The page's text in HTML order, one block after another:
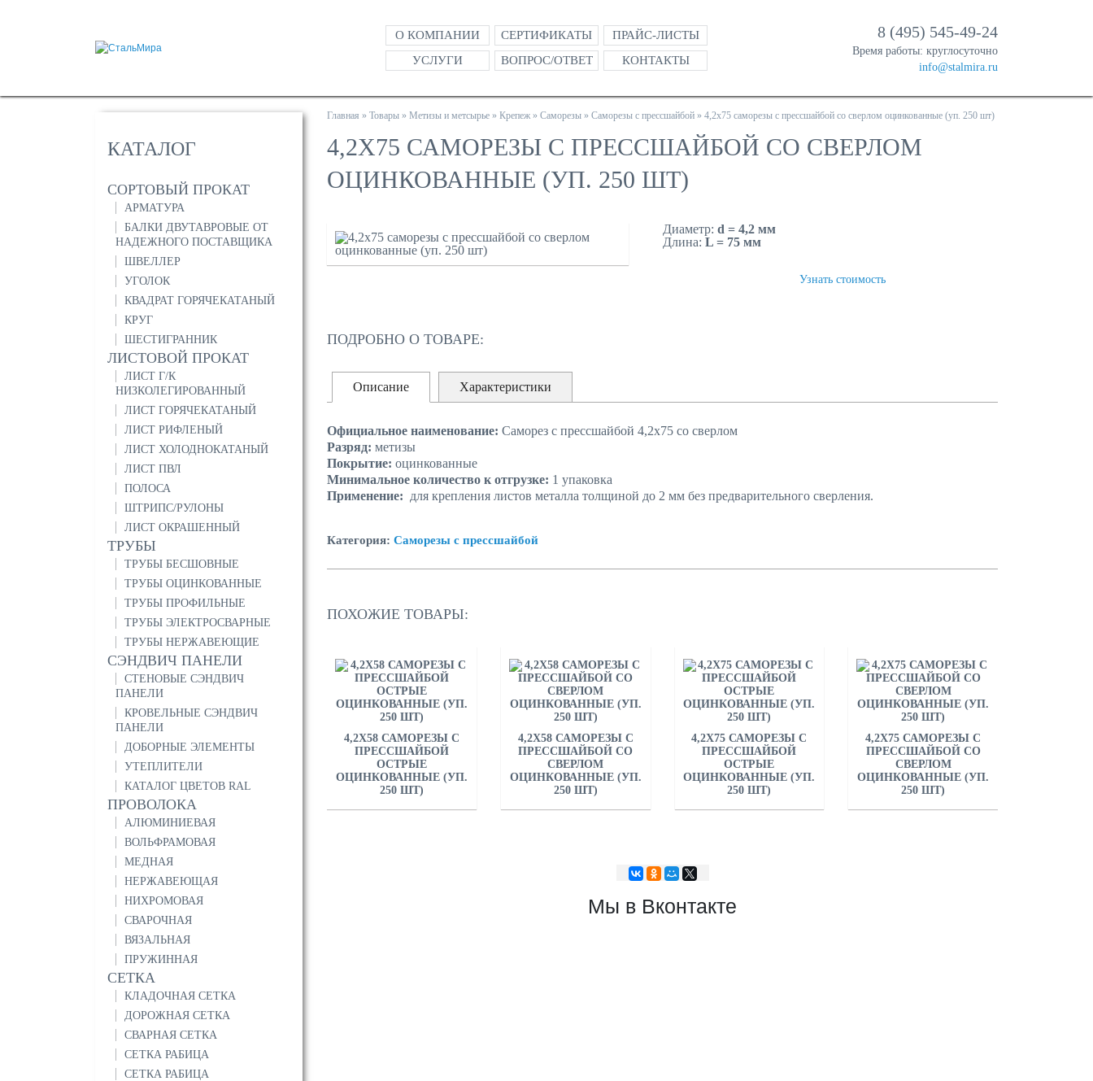
О КОМПАНИИ СЕРТИФИКАТЫ
ПРАЙС-ЛИСТЫ
УСЛУГИ
ВОПРОС/ОТВЕТ КОНТАКТЫ
8 (495) 545-49-24
Время работы: круглосуточно
info@stalmira.ru
КАТАЛОГ
СОРТОВЫЙ ПРОКАТ
АРМАТУРА
БАЛКИ ДВУТАВРОВЫЕ ОТ
НАДЕЖНОГО ПОСТАВЩИКА
ШВЕЛЛЕР
УГОЛОК
КВАДРАТ ГОРЯЧЕКАТАНЫЙ
КРУГ
ШЕСТИГРАННИК
ЛИСТОВОЙ ПРОКАТ
ЛИСТ Г/К
НИЗКОЛЕГИРОВАННЫЙ
ЛИСТ ГОРЯЧЕКАТАНЫЙ
ЛИСТ РИФЛЕНЫЙ
ЛИСТ ХОЛОДНОКАТАНЫЙ
ЛИСТ ПВЛ
ПОЛОСА
ШТРИПС/РУЛОНЫ
ЛИСТ ОКРАШЕННЫЙ
ТРУБЫ
ТРУБЫ БЕСШОВНЫЕ
ТРУБЫ ОЦИНКОВАННЫЕ
ТРУБЫ ПРОФИЛЬНЫЕ
ТРУБЫ ЭЛЕКТРОСВАРНЫЕ
ТРУБЫ НЕРЖАВЕЮЩИЕ
СЭНДВИЧ ПАНЕЛИ
СТЕНОВЫЕ СЭНДВИЧ
ПАНЕЛИ
КРОВЕЛЬНЫЕ СЭНДВИЧ
ПАНЕЛИ
ДОБОРНЫЕ ЭЛЕМЕНТЫ
УТЕПЛИТЕЛИ
КАТАЛОГ ЦВЕТОВ RAL
ПРОВОЛОКА
АЛЮМИНИЕВАЯ
ВОЛЬФРАМОВАЯ
МЕДНАЯ
НЕРЖАВЕЮЩАЯ
НИХРОМОВАЯ
СВАРОЧНАЯ
ВЯЗАЛЬНАЯ
ПРУЖИННАЯ
СЕТКА
КЛАДОЧНАЯ СЕТКА
ДОРОЖНАЯ СЕТКА
СВАРНАЯ СЕТКА
СЕТКА РАБИЦА
СЕТКА РАБИЦА
Главная » Товары » Метизы и метсырье » Крепеж » Саморезы » Саморезы с прессшайбой » 4,2х75 саморезы с прессшайбой со сверлом оцинкованные (уп. 250 шт)
4,2Х75 САМОРЕЗЫ С ПРЕССШАЙБОЙ СО СВЕРЛОМ
ОЦИНКОВАННЫЕ (УП. 250 ШТ)
Диаметр: d = 4,2 мм
Длина: L = 75 мм
Узнать стоимость
ПОДРОБНО О ТОВАРЕ:
Описание Характеристики
Официальное наименование: Саморез с прессшайбой 4,2х75 со сверлом
Разряд: метизы
Покрытие: оцинкованные
Минимальное количество к отгрузке: 1 упаковка
Применение: для крепления листов металла толщиной до 2 мм без предварительного сверления.
Категория: Саморезы с прессшайбой
ПОХОЖИЕ ТОВАРЫ:
4,2Х58 САМОРЕЗЫ С
ПРЕССШАЙБОЙ
ОСТРЫЕ
ОЦИНКОВАННЫЕ (УП.
250 ШТ)
4,2Х58 САМОРЕЗЫ С
ПРЕССШАЙБОЙ СО
СВЕРЛОМ
ОЦИНКОВАННЫЕ (УП.
250 ШТ)
4,2Х75 САМОРЕЗЫ С
ПРЕССШАЙБОЙ
ОСТРЫЕ
ОЦИНКОВАННЫЕ (УП.
250 ШТ)
4,2Х75 САМОРЕЗЫ С
ПРЕССШАЙБОЙ СО
СВЕРЛОМ
ОЦИНКОВАННЫЕ (УП.
250 ШТ)
Мы в Вконтакте